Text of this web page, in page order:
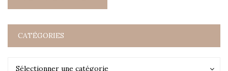
CATÉGORIES
Sélectionner une catégorie
Catégories